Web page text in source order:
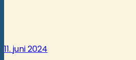
11. juni 2024